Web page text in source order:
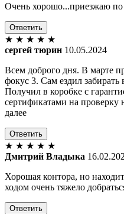
Очень хорошо...приезжаю
Ответить
★ ★ ★ ★ ★
сергей тюрин 10.05.2024
Всем доброго дня. В марте
фокус 3. Сам ездил
Получил в коробке с
сертификатами на проверку
далее
Ответить
★ ★ ★ ★ ★
Дмитрий Владыка
Хорошая контора, но
ходом очень тяжело
Ответить